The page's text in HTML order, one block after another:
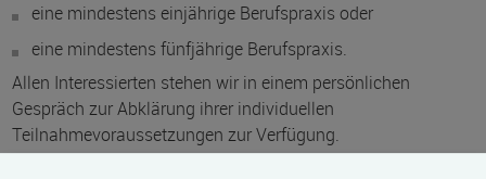
eine mindestens einjährige Berufspraxis oder
eine mindestens fünfjährige Berufspraxis.
Allen Interessierten stehen wir in einem persönlichen
Gespräch zur Abklärung ihrer individuellen
Teilnahmevoraussetzungen zur Verfügung.